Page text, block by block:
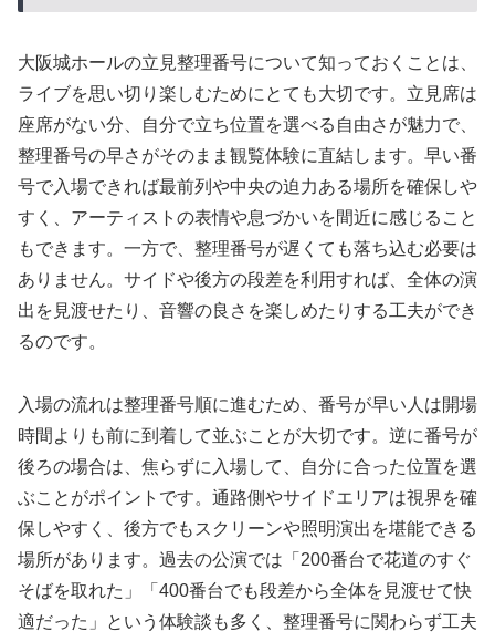
大阪城ホールの立見整理番号について知っておくことは、
ライブを思い切り楽しむためにとても大切です。立見席は
座席がない分、自分で立ち位置を選べる自由さが魅力で、
整理番号の早さがそのまま観覧体験に直結します。早い番
号で入場できれば最前列や中央の迫力ある場所を確保しや
すく、アーティストの表情や息づかいを間近に感じること
もできます。一方で、整理番号が遅くても落ち込む必要は
ありません。サイドや後方の段差を利用すれば、全体の演
出を見渡せたり、音響の良さを楽しめたりする工夫ができ
るのです。
入場の流れは整理番号順に進むため、番号が早い人は開場
時間よりも前に到着して並ぶことが大切です。逆に番号が
後ろの場合は、焦らずに入場して、自分に合った位置を選
ぶことがポイントです。通路側やサイドエリアは視界を確
保しやすく、後方でもスクリーンや照明演出を堪能できる
場所があります。過去の公演では「200番台で花道のすぐ
そばを取れた」「400番台でも段差から全体を見渡せて快
適だった」という体験談も多く、整理番号に関わらず工夫